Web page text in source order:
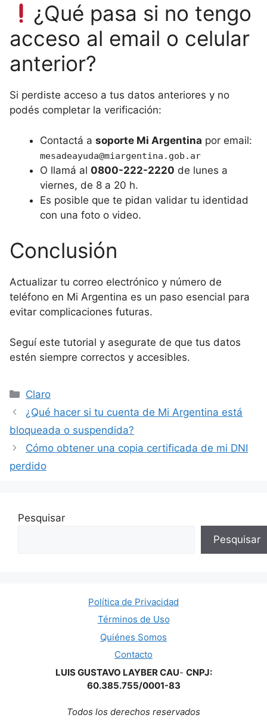
¿Qué pasa si no tengo
acceso al email o celular
anterior?
Si perdiste acceso a tus datos anteriores y no
podés completar la verificación:
Contactá a soporte Mi Argentina por email:
mesadeayuda@miargentina.gob.ar
O llamá al 0800-222-2220 de lunes a
viernes, de 8 a 20 h.
Es posible que te pidan validar tu identidad
con una foto o video.
Conclusión
Actualizar tu correo electrónico y número de
teléfono en Mi Argentina es un paso esencial para
evitar complicaciones futuras.
Seguí este tutorial y asegurate de que tus datos
estén siempre correctos y accesibles.
Categorías
Claro
¿Qué hacer si tu cuenta de Mi Argentina está
bloqueada o suspendida?
Cómo obtener una copia certificada de mi DNI
perdido
Pesquisar
Pesquisar
Política de Privacidad
Términos de Uso
Quiénes Somos
Contacto
LUIS GUSTAVO LAYBER CAU- CNPJ:
60.385.755/0001-83
Todos los derechos reservados